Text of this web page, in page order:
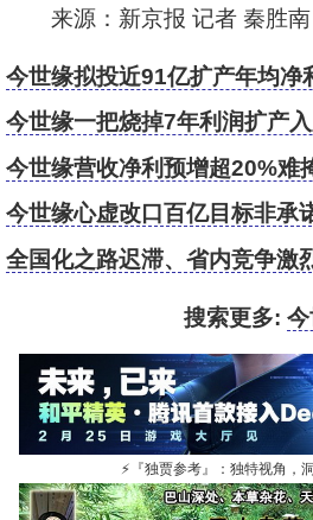
来源：新京报 记者 秦胜南
今世缘拟投近91亿扩产年均净
饱和再增1.4倍恐难消化
今世缘一把烧掉7年利润扩产
总量腰斩背景下疯狂还能持续
今世缘营收净利预增超20%难
败”拓展省外市场无突破
今世缘心虚改口百亿目标非承
难撑业绩增速
全国化之路迟滞、省内竞争激
搜索更多:
⚡ 『独贾参考』：独特视角，